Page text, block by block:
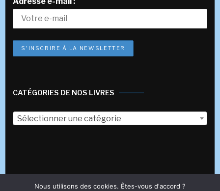
CATÉGORIES DE NOS LIVRES
Sélectionner une catégorie
Nous utilisons des cookies. Êtes-vous d'accord ?